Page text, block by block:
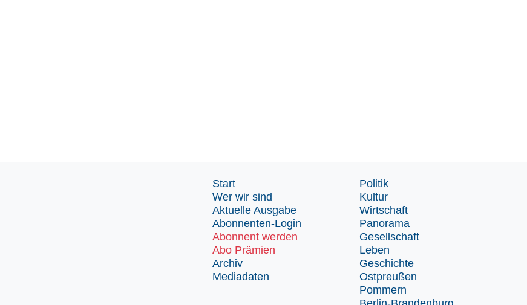
Start
Wer wir sind
Aktuelle Ausgabe
Abonnenten-Login
Abonnent werden
Abo Prämien
Archiv
Mediadaten
Politik
Kultur
Wirtschaft
Panorama
Gesellschaft
Leben
Geschichte
Ostpreußen
Pommern